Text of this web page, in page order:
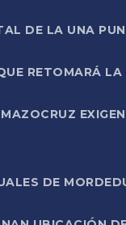
DE LA UNA
RETOMARÁ
DE